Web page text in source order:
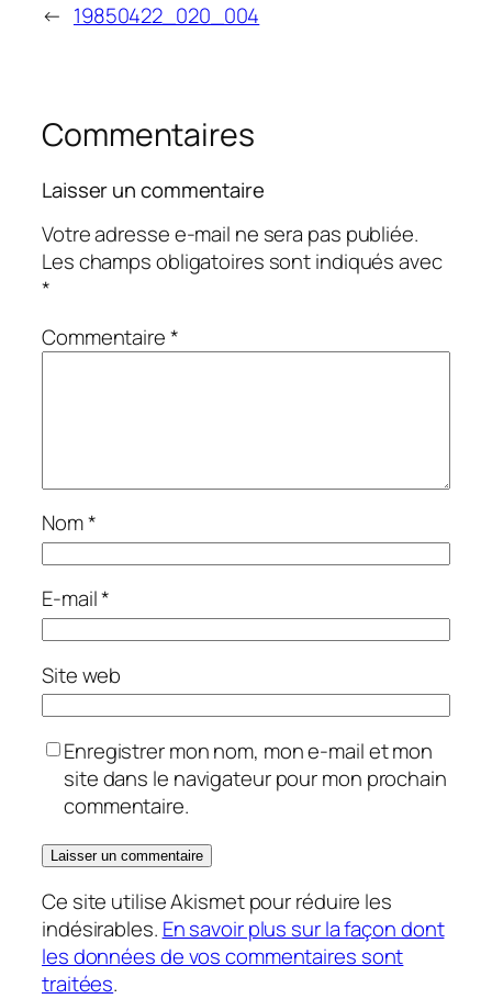
← 19850422_020_004
Commentaires
Laisser un commentaire
Votre adresse e-mail ne sera pas publiée.
Les champs obligatoires sont indiqués avec
*
Commentaire*
Nom*
E-mail*
Site web
Enregistrer mon nom, mon e-mail et mon
site dans le navigateur pour mon prochain
commentaire.
Ce site utilise Akismet pour réduire les
indésirables. En savoir plus sur la façon dont
les données de vos commentaires sont
traitées.